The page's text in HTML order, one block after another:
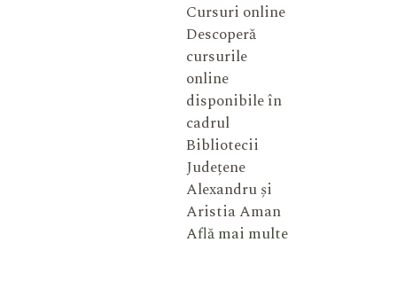
Cursuri online
Descoperă
cursurile
online
disponibile în
cadrul
Bibliotecii
Județene
Alexandru și
Aristia Aman
Află mai multe